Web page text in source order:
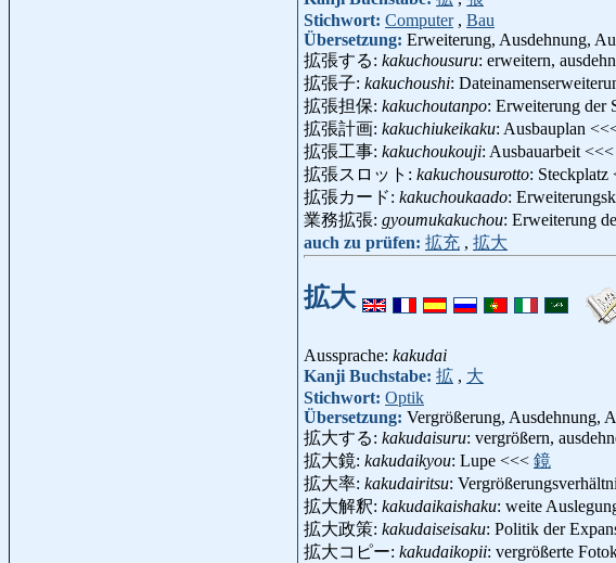
Stichwort: Computer, Bau
Übersetzung: Erweiterung, Ausdehnung,
拡張する: kakuchousuru: erweitern,
拡張子: kakuchoushi:
拡張担保: kakuchoutanpo: Erweiterung der
拡張計画: kakuchiukeikaku: Ausbauplan
拡張工事: kakuchoukouji: Ausbauarbeit <<<
拡張スロット: kakuchousurotto: Steckplatz
拡張カード: kakuchoukaado:
業務拡張: gyoumukakuchou: Erweiterung
auch zu prüfen: 拡充 , 拡大
拡大
Aussprache: kakudai
Kanji Buchstabe: 拡 , 大
Stichwort: Optik
Übersetzung: Vergrößerung, Ausdehnung,
拡大する: kakudaisuru: vergrößern,
拡大鏡: kakudaikyou: Lupe <<< 鏡
拡大率: kakudairitsu:
拡大解釈: kakudaikaishaku: weite
拡大政策: kakudaiseisaku: Politik der
拡大コピー: kakudaikopii: vergrößerte